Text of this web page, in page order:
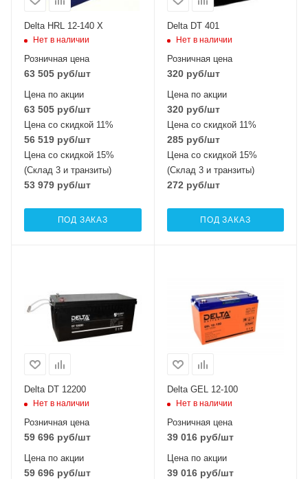
Delta HRL 12-140 X
Нет в наличии
Розничная цена
63 505 руб/шт
Цена по акции
63 505 руб/шт
Цена со скидкой 11%
56 519 руб/шт
Цена со скидкой 15%
(Склад 3 и транзиты)
53 979 руб/шт
ПОД ЗАКАЗ
Delta DT 401
Нет в наличии
Розничная цена
320руб/шт
Цена по акции
320руб/шт
Цена со скидкой 11%
285руб/шт
Цена со скидкой 15%
(Склад 3 и транзиты)
272 руб/шт
ПОД ЗАКАЗ
Delta DT 12200
Нет в наличии
Розничная цена
59 696 руб/шт
Цена по акции
59 696 руб/шт
Delta GEL 12-100
Нет в наличии
Розничная цена
39 016руб/шт
Цена по акции
39 016руб/шт